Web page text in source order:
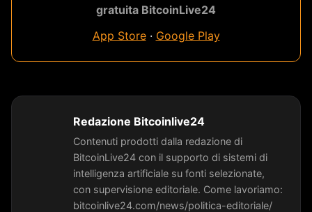
gratuita BitcoinLive24
App Store· Google Play
Redazione Bitcoinlive24
Contenuti prodotti dalla redazione di
BitcoinLive24 con il supporto di sistemi di
intelligenza artificiale su fonti selezionate,
con supervisione editoriale. Come lavoriamo:
bitcoinlive24.com/news/politica-editoriale/